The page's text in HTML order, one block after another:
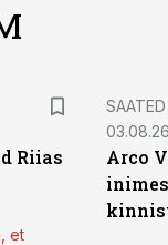
Riias
et
SAATED
Arco